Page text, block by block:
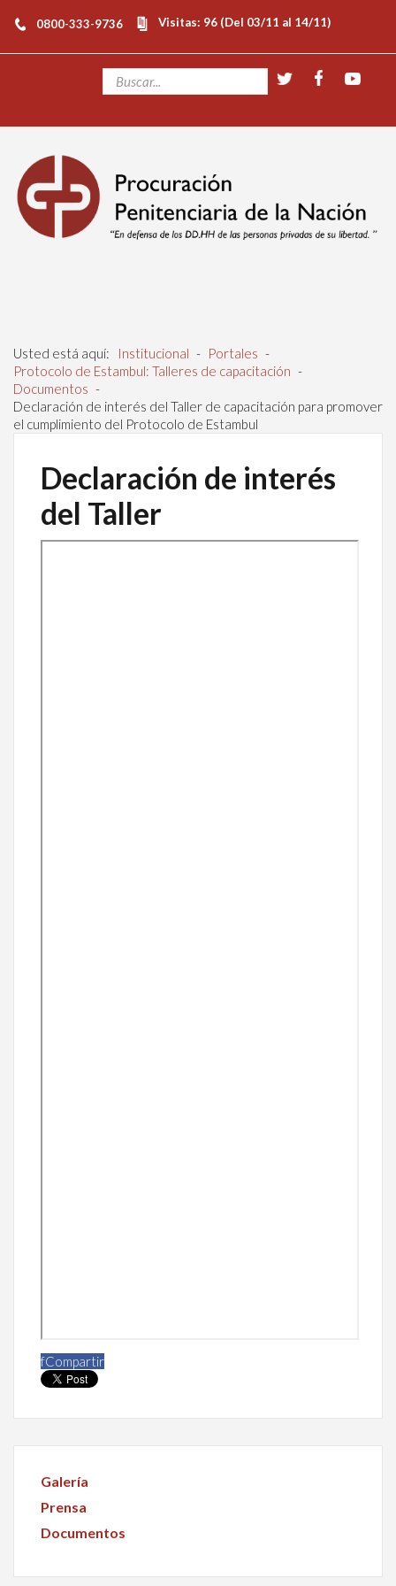
0800-333-9736 Visitas: 96 (Del 03/11 al 14/11)
Usted está aquí: Institucional - Portales -
Protocolo de Estambul: Talleres de capacitación -
Documentos -
Declaración de interés del Taller de capacitación para promover
el cumplimiento del Protocolo de Estambul
Declaración de interés
del Taller
fCompartir
Galería
Prensa
Documentos